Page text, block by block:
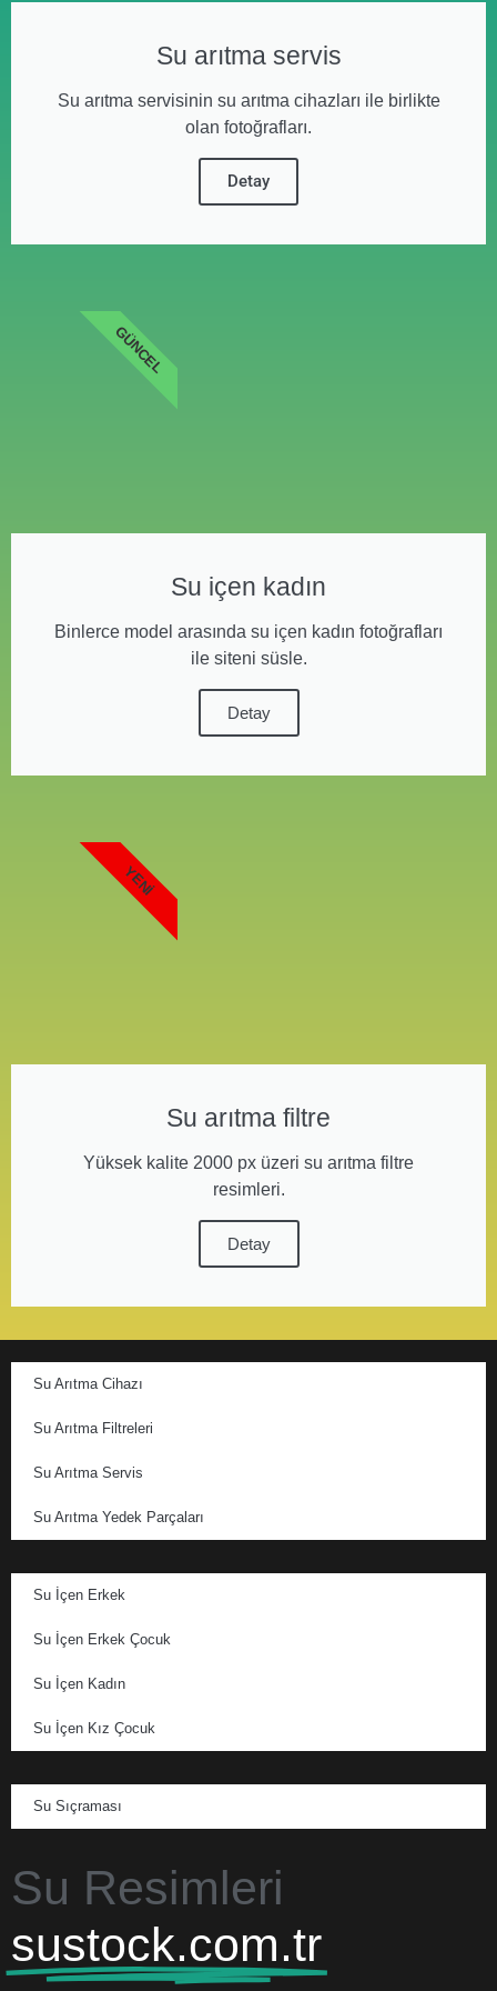
Su arıtma servis
Su arıtma servisinin su arıtma cihazları ile birlikte
olan fotoğrafları.
Detay
Su içen kadın
Binlerce model arasında su içen kadın fotoğrafları
ile siteni süsle.
Detay
GÜNCEL
Su arıtma filtre
Yüksek kalite 2000 px üzeri su arıtma filtre
resimleri.
Detay
YENI
Su Arıtma Cihazı
Su Arıtma Filtreleri
Su Arıtma Servis
Su Arıtma Yedek Parçaları
Su İçen Erkek
Su İçen Erkek Çocuk
Su İçen Kadın
Su İçen Kız Çocuk
Su Sıçraması
Su Resimleri
sustock.com.tr